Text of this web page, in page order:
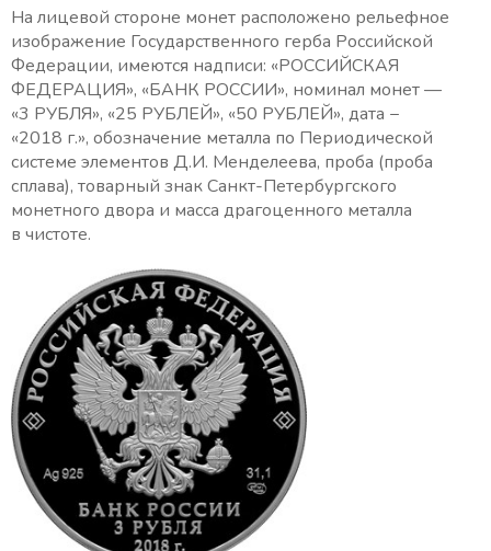
На лицевой стороне монет расположено рельефное
изображение Государственного герба Российской
Федерации, имеются надписи: «РОССИЙСКАЯ
ФЕДЕРАЦИЯ», «БАНК РОССИИ», номинал монет —
«3 РУБЛЯ», «25 РУБЛЕЙ», «50 РУБЛЕЙ», дата −
«2018 г.», обозначение металла по Периодической
системе элементов Д.И. Менделеева, проба (проба
сплава), товарный знак Санкт-Петербургского
монетного двора и масса драгоценного металла
в чистоте.